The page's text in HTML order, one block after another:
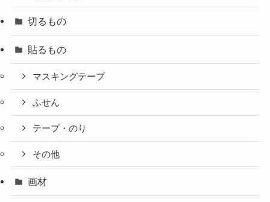
切るもの
貼るもの
マスキングテープ
ふせん
テープ・のり
その他
画材